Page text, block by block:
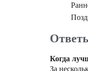
Когда
За